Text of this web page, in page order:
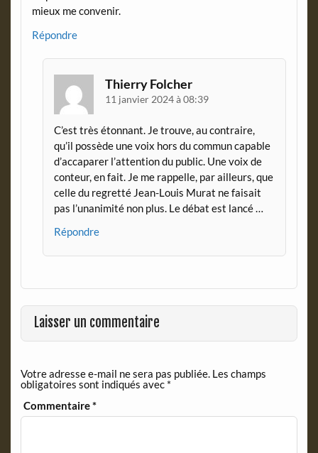
mieux me convenir.
Répondre
Thierry Folcher
11 janvier 2024 à 08:39
C’est très étonnant. Je trouve, au contraire,
qu’il possède une voix hors du commun capable
d’accaparer l’attention du public. Une voix de
conteur, en fait. Je me rappelle, par ailleurs, que
celle du regretté Jean-Louis Murat ne faisait
pas l’unanimité non plus. Le débat est lancé …
Répondre
Laisser un commentaire
Votre adresse e-mail ne sera pas publiée. Les champs
obligatoires sont indiqués avec *
Commentaire*